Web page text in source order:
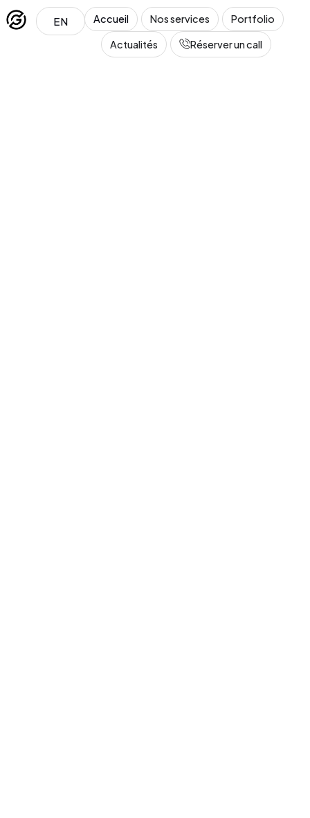
EN Accueil Nos services Portfolio
Actualités Réserver un call